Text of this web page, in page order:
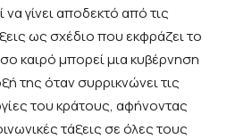
γίνει αποδεκτό από τις
ως σχέδιο που εκφράζει το
καιρό μπορεί μια κυβέρνηση
της όταν συρρικνώνει τις
του κράτους, αφήνοντας
τάξεις σε όλες τους